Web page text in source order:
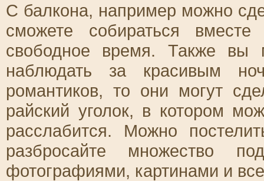
С балкона, например можно
сможете собираться
свободное время. Также вы
наблюдать за красивым
романтиков, то они могут
райский уголок, в котором
расслабится. Можно
разбросайте множество
фотографиями, картинами и